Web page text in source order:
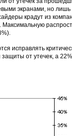
экранами, но
крадут из
исправлять
от утечек, а